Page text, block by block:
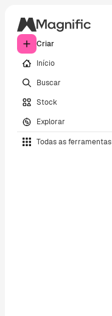
Criar
Início
Buscar
Stock
Explorar
Todas as ferramentas